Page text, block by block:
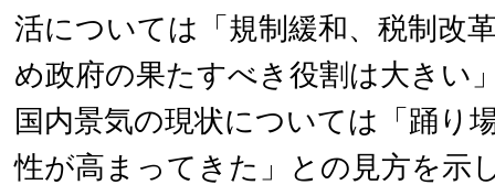
活については「規制緩和、税制改
め政府の果たすべき役割は大きい
国内景気の現状については「踊り
性が高まってきた」との見方を示